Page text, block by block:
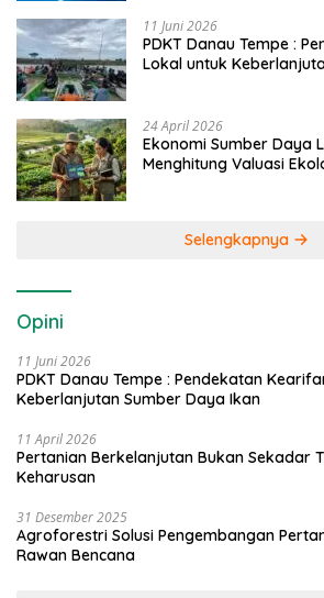
11 Juni 2026
PDKT Danau Tempe :
Lokal untuk
24 April 2026
Ekonomi Sumber Daya
Menghitung Valuasi
Selengkapnya
Opini
11 Juni 2026
PDKT Danau Tempe : Pendekatan
Keberlanjutan Sumber Daya Ikan
11 April 2026
Pertanian Berkelanjutan Bukan Sekadar
Keharusan
31 Desember 2025
Agroforestri Solusi Pengembangan
Rawan Bencana